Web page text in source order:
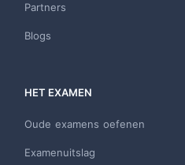
Partners
Blogs
HET EXAMEN
Oude examens oefenen
Examenuitslag